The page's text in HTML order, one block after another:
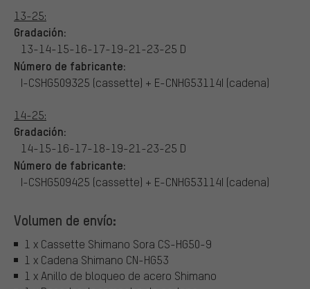
13-25:
Gradación:
13-14-15-16-17-19-21-23-25 D
Número de fabricante:
I-CSHG509325 (cassette) + E-CNHG53114I (cadena)
14-25:
Gradación:
14-15-16-17-18-19-21-23-25 D
Número de fabricante:
I-CSHG509425 (cassette) + E-CNHG53114I (cadena)
Volumen de envío:
1 x Cassette Shimano Sora CS-HG50-9
1 x Cadena Shimano CN-HG53
1 x Anillo de bloqueo de acero Shimano